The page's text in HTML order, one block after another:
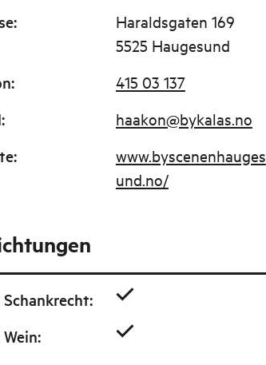
:
Haraldsgaten 169
5525 Haugesund
: 415 03 137
: haakon@bykalas.no
:
www.byscenenhauges
und.no/
:
: